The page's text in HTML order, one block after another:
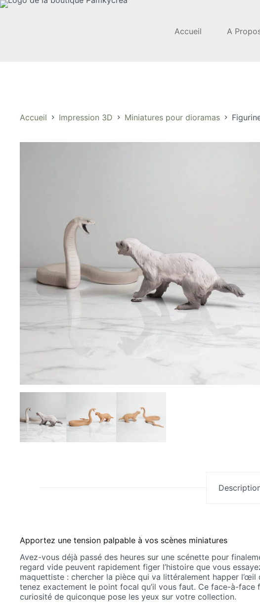
Passer
Accueil A
Accueil Impression 3D Miniatures pour dioramas
Apportez une tension palpable à vos scènes miniatures
Avez-vous déjà passé des heures sur une scénette pour
regard vide peuvent rapidement figer l’histoire que vous
maquettiste : chercher la pièce qui va littéralement happer
tenez exactement le point focal qu’il vous faut. Ce face-à-
curiosité de quiconque pose les yeux sur votre collection.